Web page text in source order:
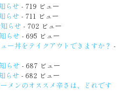
らせ - 719 ビュー
らせ - 711 ビュー
らせ - 702 ビュー
らせ - 695 ビュー
ー丼をテイクアウトできますか？ -
らせ - 687 ビュー
らせ - 682 ビュー
メンのオススメ辛さは、どれです